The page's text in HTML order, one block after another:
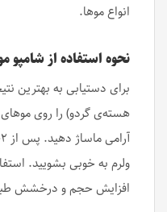
انواع موها.
نحوه استفاده از
هسته‌ی گردو) را روی
ولرم به خوبی بشویید.
افزایش حجم و درخشش